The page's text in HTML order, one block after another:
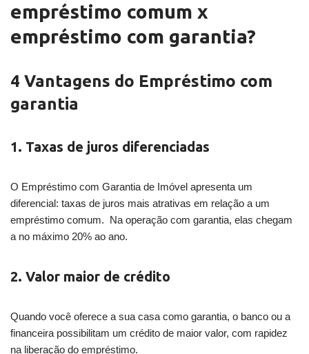
empréstimo comum x
empréstimo com garantia?
4 Vantagens do Empréstimo com
garantia
1. Taxas de juros diferenciadas
O Empréstimo com Garantia de Imóvel apresenta um
diferencial: taxas de juros mais atrativas em relação a um
empréstimo comum. Na operação com garantia, elas chegam
a no máximo 20% ao ano.
2. Valor maior de crédito
Quando você oferece a sua casa como garantia, o banco ou a
financeira possibilitam um crédito de maior valor, com rapidez
na liberação do empréstimo.